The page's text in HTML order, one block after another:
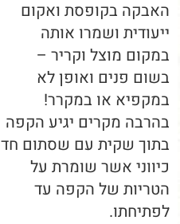
האבקה בקופסת ואקום
ייעודית ושמרו אותה
במקום מוצל וקריר –
בשום פנים ואופן לא
במקפיא או במקרר!
בהרבה מקרים יגיע הקפה
בתוך שקית עם שסתום חד
כיווני אשר שומרת על
הטריות של הקפה עד
לפתיחתו.